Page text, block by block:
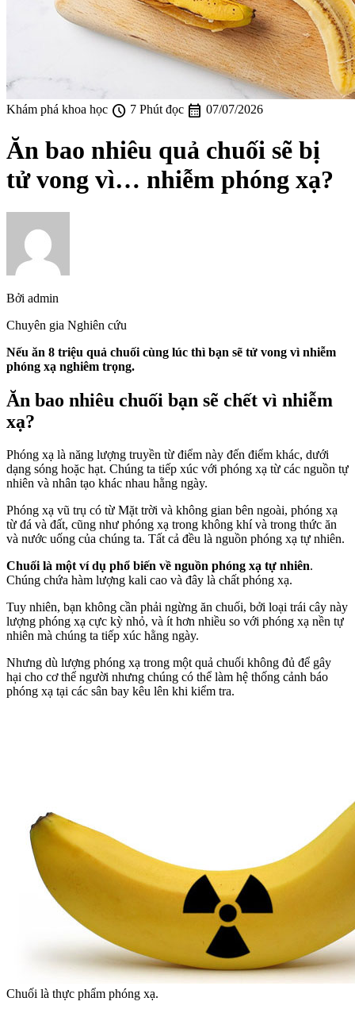
Khám phá khoa học schedule 7 Phút đọc calendar_month 07/07/2026
Ăn bao nhiêu quả chuối sẽ bị
tử vong vì… nhiễm phóng xạ?
Bởi admin
Chuyên gia Nghiên cứu
Nếu ăn 8 triệu quả chuối cùng lúc thì bạn sẽ tử vong vì nhiễm
phóng xạ nghiêm trọng.
Ăn bao nhiêu chuối bạn sẽ chết vì nhiễm
xạ?
Phóng xạ là năng lượng truyền từ điểm này đến điểm khác, dưới
dạng sóng hoặc hạt. Chúng ta tiếp xúc với phóng xạ từ các nguồn tự
nhiên và nhân tạo khác nhau hằng ngày.
Phóng xạ vũ trụ có từ Mặt trời và không gian bên ngoài, phóng xạ
từ đá và đất, cũng như phóng xạ trong không khí và trong thức ăn
và nước uống của chúng ta. Tất cả đều là nguồn phóng xạ tự nhiên.
Chuối là một ví dụ phổ biến về nguồn phóng xạ tự nhiên.
Chúng chứa hàm lượng kali cao và đây là chất phóng xạ.
Tuy nhiên, bạn không cần phải ngừng ăn chuối, bởi loại trái cây này
lượng phóng xạ cực kỳ nhỏ, và ít hơn nhiều so với phóng xạ nền tự
nhiên mà chúng ta tiếp xúc hằng ngày.
Nhưng dù lượng phóng xạ trong một quả chuối không đủ để gây
hại cho cơ thể người nhưng chúng có thể làm hệ thống cảnh báo
phóng xạ tại các sân bay kêu lên khi kiểm tra.
Chuối là thực phẩm phóng xạ.